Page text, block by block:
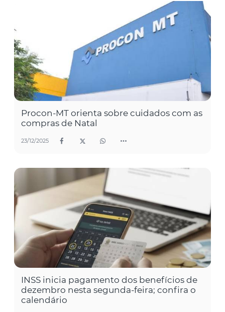
Procon-MT orienta sobre cuidados com as
compras de Natal
23/12/2025
INSS inicia pagamento dos benefícios de
dezembro nesta segunda-feira; confira o
calendário